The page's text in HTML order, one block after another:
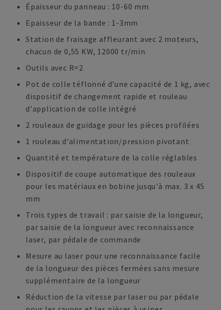
Épaisseur du panneau : 10-60 mm
Epaisseur de la bande : 1-3mm
Station de fraisage affleurant avec 2 moteurs,
chacun de 0,55 KW, 12000 tr/min
Outils avec R=2
Pot de colle téflonné d'une capacité de 1 kg, avec
dispositif de changement rapide et rouleau
d'application de colle intégré
2 rouleaux de guidage pour les pièces profilées
1 rouleau d'alimentation/pression pivotant
Quantité et température de la colle réglables
Dispositif de coupe automatique des rouleaux
pour les matériaux en bobine jusqu'à max. 3 x 45
mm
Trois types de travail : par saisie de la longueur,
par saisie de la longueur avec reconnaissance
laser, par pédale de commande
Mesure au laser pour une reconnaissance facile
de la longueur des pièces fermées sans mesure
supplémentaire de la longueur
Réduction de la vitesse par laser ou par pédale